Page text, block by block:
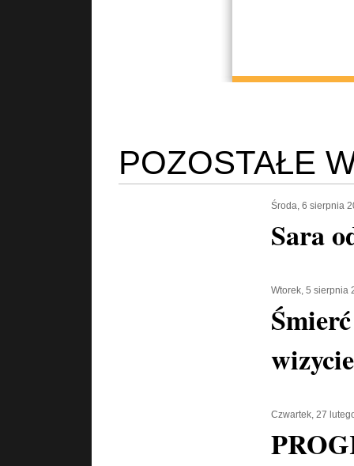
POZOSTAŁE
Środa, 6 sierpnia
Sara
Wtorek, 5 sierpnia
wizycie
Czwartek, 27